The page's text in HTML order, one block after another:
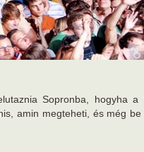
Sopronba, hogyha a
amin megteheti, és még